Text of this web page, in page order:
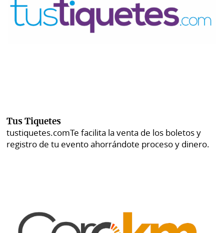
Tus Tiquetes
tustiquetes.comTe facilita la venta de los boletos y
registro de tu evento ahorrándote proceso y dinero.